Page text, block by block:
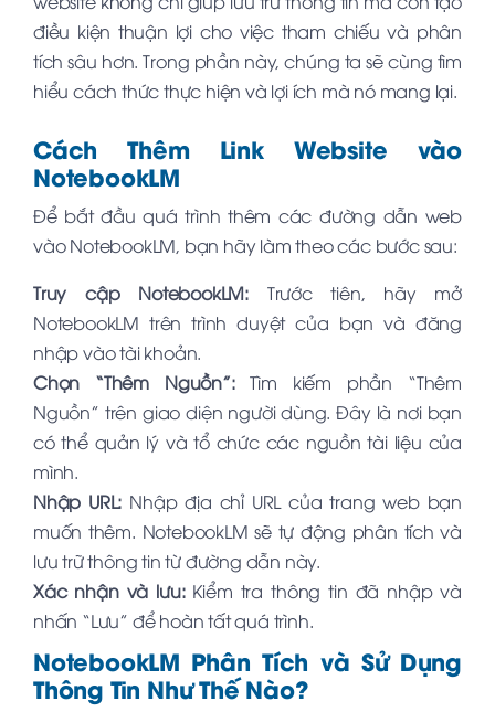
điều kiện thuận lợi cho việc tham chiếu và phân
tích sâu hơn. Trong phần này, chúng ta sẽ cùng tìm
hiểu cách thức thực hiện và lợi ích mà nó mang lại.
Cách Thêm Link Website vào
NotebookLM
Để bắt đầu quá trình thêm các đường dẫn web
vào NotebookLM, bạn hãy làm theo các bước sau:
Truy cập NotebookLM:Trước tiên, hãy mở
NotebookLM trên trình duyệt của bạn và đăng
nhập vào tài khoản.
Chọn “Thêm Nguồn”:Tìm kiếm phần “Thêm
Nguồn” trên giao diện người dùng. Đây là nơi bạn
có thể quản lý và tổ chức các nguồn tài liệu của
mình.
Nhập URL: Nhập địa chỉ URL của trang web bạn
muốn thêm. NotebookLM sẽ tự động phân tích và
lưu trữ thông tin từ đường dẫn này.
Xác nhận và lưu:Kiểm tra thông tin đã nhập và
nhấn “Lưu” để hoàn tất quá trình.
NotebookLM Phân Tích và Sử Dụng
Thông Tin Như Thế Nào?